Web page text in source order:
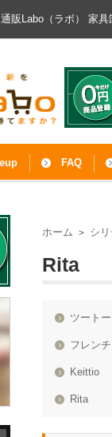
販Labo（ラボ） 家具
FAQ
ホーム ＞ シ
Rita
ツート
フレン
Keittio
Rita